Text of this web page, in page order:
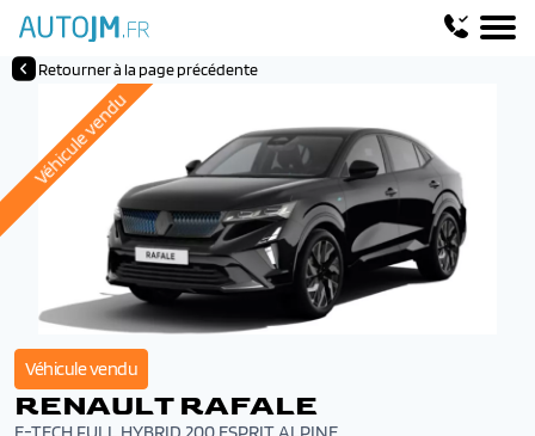
Retourner à la page précédente
Véhicule vendu
Véhicule vendu
RENAULT RAFALE